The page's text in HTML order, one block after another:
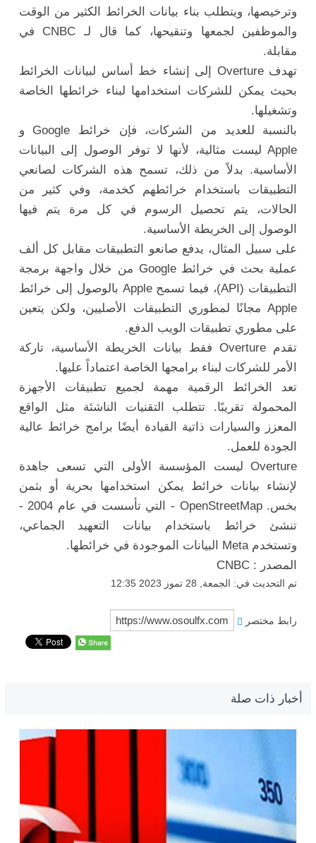
وترخيصها، ويتطلب بناء بيانات الخرائط الكثير من الوقت
والموظفين لجمعها وتنقيحها، كما قال لـ CNBC في
مقابلة.
تهدف Overture إلى إنشاء خط أساس لبيانات الخرائط
بحيث يمكن للشركات استخدامها لبناء خرائطها الخاصة
وتشغيلها.
بالنسبة للعديد من الشركات، فإن خرائط Google و
Apple ليست مثالية، لأنها لا توفر الوصول إلى البيانات
الأساسية. بدلاً من ذلك، تسمح هذه الشركات لصانعي
التطبيقات باستخدام خرائطهم كخدمة، وفي كثير من
الحالات، يتم تحصيل الرسوم في كل مرة يتم فيها
الوصول إلى الخريطة الأساسية.
على سبيل المثال، يدفع صانعو التطبيقات مقابل كل ألف
عملية بحث في خرائط Google من خلال واجهة برمجة
التطبيقات (API)، فيما تسمح Apple بالوصول إلى خرائط
Apple مجانًا لمطوري التطبيقات الأصليين، ولكن يتعين
على مطوري تطبيقات الويب الدفع.
تقدم Overture فقط بيانات الخريطة الأساسية، تاركة
الأمر للشركات لبناء برامجها الخاصة اعتماداً عليها.
تعد الخرائط الرقمية مهمة لجميع تطبيقات الأجهزة
المحمولة تقريبًا. تتطلب التقنيات الناشئة مثل الواقع
المعزز والسيارات ذاتية القيادة أيضًا برامج خرائط عالية
الجودة للعمل.
Overture ليست المؤسسة الأولى التي تسعى جاهدة
لإنشاء بيانات خرائط يمكن استخدامها بحرية أو بثمن
بخس. OpenStreetMap - التي تأسست في عام 2004 -
تنشئ خرائط باستخدام بيانات التعهيد الجماعي،
وتستخدم Meta البيانات الموجودة في خرائطها.
المصدر : CNBC
تم التحديث في: الجمعة, 28 تموز 2023 12:35
رابط مختصر
أخبار ذات صلة